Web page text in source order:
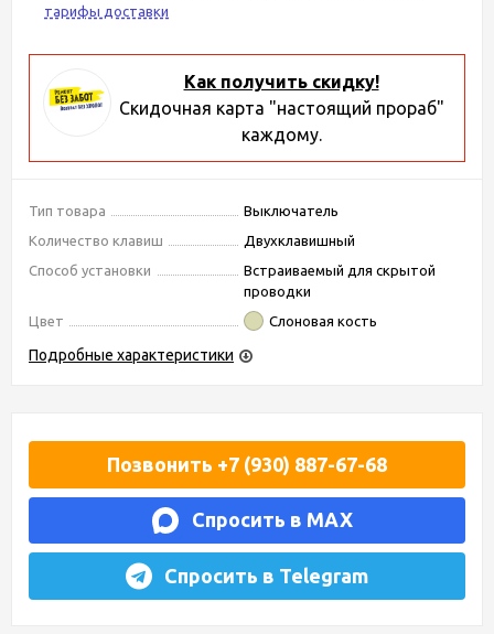
тарифы доставки
Как получить скидку!
Скидочная карта "настоящий прораб"
каждому.
Тип товара
Выключатель
Количество клавиш
Двухклавишный
Способ установки
Встраиваемый для скрытой
проводки
Цвет
Слоновая кость
Подробные характеристики
Позвонить +7 (930) 887-67-68
Спросить в MAX
Спросить в Telegram